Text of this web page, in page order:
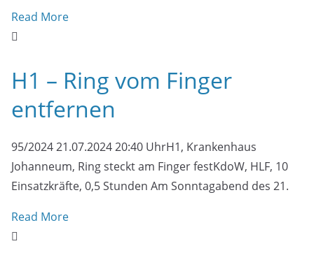
Read More
H1 – Ring vom Finger
entfernen
95/2024 21.07.2024 20:40 UhrH1, Krankenhaus
Johanneum, Ring steckt am Finger festKdoW, HLF, 10
Einsatzkräfte, 0,5 Stunden Am Sonntagabend des 21.
Read More